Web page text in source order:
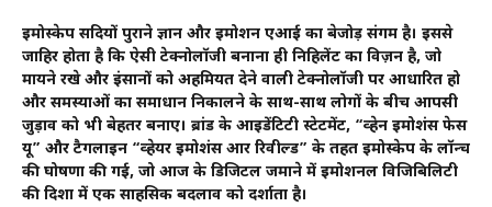
इमोस्केप सदियों पुराने ज्ञान और इमोशन एआई का बेजोड़ संगम है। इससे
जाहिर होता है कि ऐसी टेक्नोलॉजी बनाना ही निहिलेंट का विज़न है, जो
मायने रखे और इंसानों को अहमियत देने वाली टेक्नोलॉजी पर आधारित हो
और समस्याओं का समाधान निकालने के साथ-साथ लोगों के बीच आपसी
जुड़ाव को भी बेहतर बनाए। ब्रांड के आइडेंटिटी स्टेटमेंट, “व्हेन इमोशंस फेस
यू” और टैगलाइन “व्हेयर इमोशंस आर रिवील्ड” के तहत इमोस्केप के लॉन्च
की घोषणा की गई, जो आज के डिजिटल जमाने में इमोशनल विजिबिलिटी
की दिशा में एक साहसिक बदलाव को दर्शाता है।